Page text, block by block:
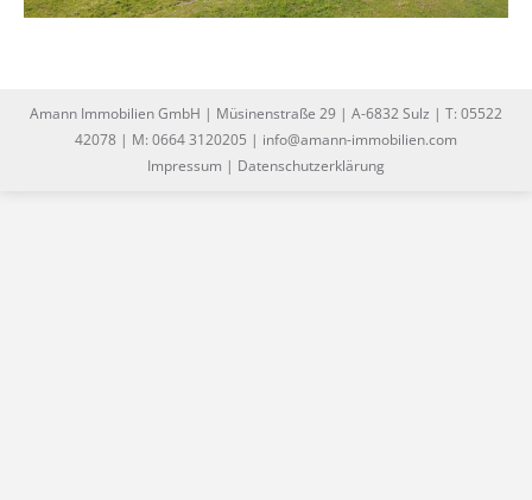
Amann Immobilien GmbH | Müsinenstraße 29 | A-6832 Sulz | T: 05522
42078 | M: 0664 3120205 | info@amann-immobilien.com
Impressum | Datenschutzerklärung